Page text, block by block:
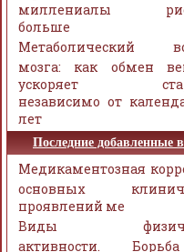
миллениалы
больше
Метаболический
мозга: как обмен
ускоряет
независимо от
лет
Последние добавленные
Медикаментозная
основных
проявлений ме
Виды
активности.